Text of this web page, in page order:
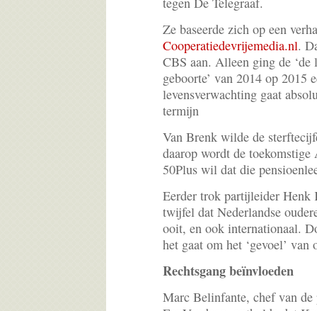
Ze baseerde zich op een
Cooperatiedevrijemedia.nl.
CBS aan. Alleen ging de ‘de
geboorte’ van 2014 op 2015
levensverwachting gaat
termijn
Van Brenk wilde de
daarop wordt de
50Plus wil dat die
Eerder trok partijleider
twijfel dat Nederlandse
ooit, en ook internationaal.
het gaat om het ‘gevoel’ van
Rechtsgang beïnvloeden
Marc Belinfante, chef van